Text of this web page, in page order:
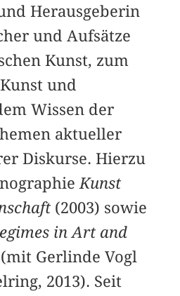
Herausgeberin
und Aufsätze
Kunst, zum
und
Wissen der
aktueller
Diskurse. Hierzu
Kunst
(2003) sowie
in Art and
(mit Gerlinde Vogl
2013). Seit